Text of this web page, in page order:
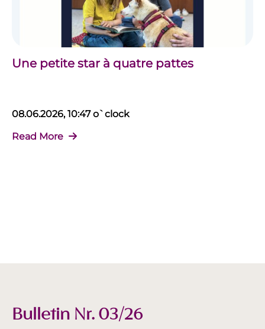
Une petite star à quatre pattes
08.06.2026, 10:47 o`clock
Read More
Bulletin Nr. 03/26